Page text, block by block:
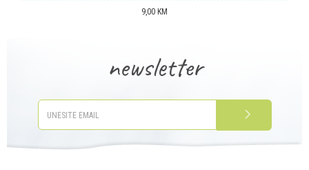
9,00 KM
newsletter
PRIJAVITE SE